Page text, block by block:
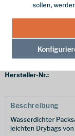
vorrätig |
Hersteller-Nr.:
Beschreibung
Wasserdichter
leichten Drybags
sollen,